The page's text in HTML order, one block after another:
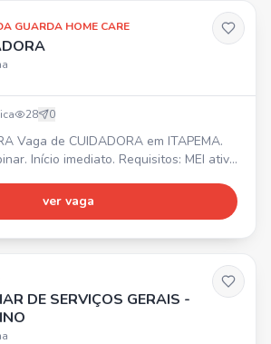
GUARDA HOME CARE
28 0
Requisitos: MEI ativo
ver vaga
DE SERVIÇOS GERAIS -